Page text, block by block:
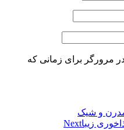
مرورگر برای زمانی که
و شیک
زیباNext